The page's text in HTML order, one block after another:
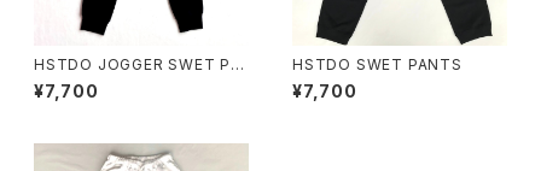
HSTDO JOGGER SWET PA
NTS
¥7,700
HSTDO SWET PANTS
¥7,700